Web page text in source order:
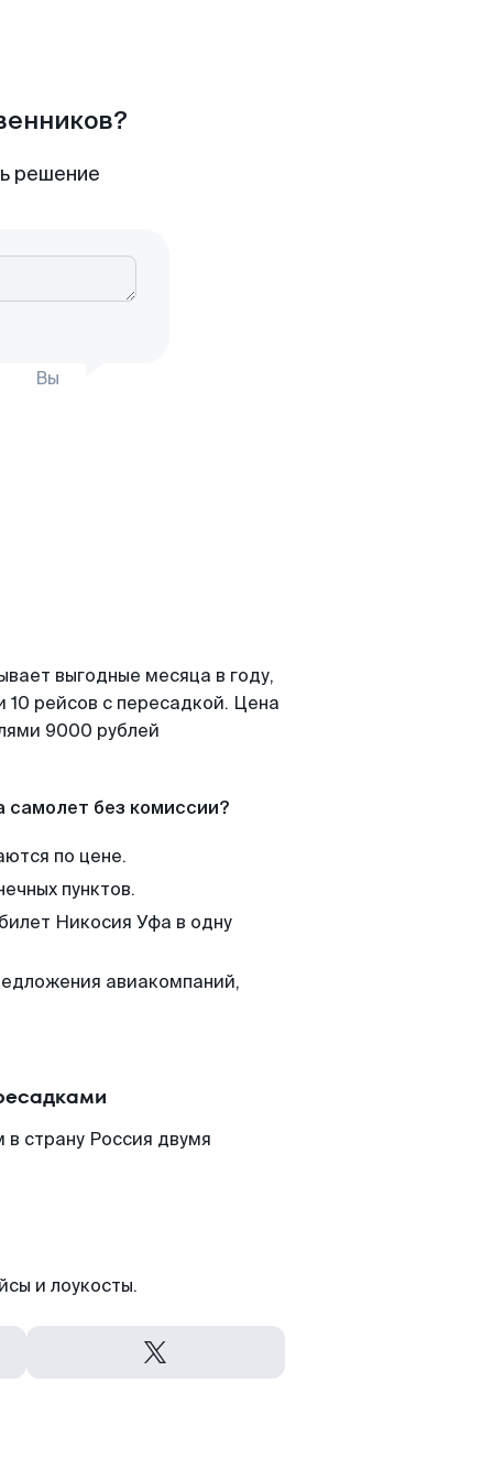
решение
Вы
выгодные месяца в году,
рейсов с пересадкой. Цена
9000 рублей
самолет без комиссии?
по цене.
пунктов.
Никосия Уфа в одну
авиакомпаний,
страну Россия двумя
и лоукосты.